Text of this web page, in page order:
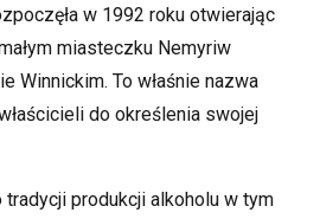
w 1992 roku otwierając
miasteczku Nemyriw
Winnickim. To właśnie nazwa
do określenia swojej
produkcji alkoholu w tym